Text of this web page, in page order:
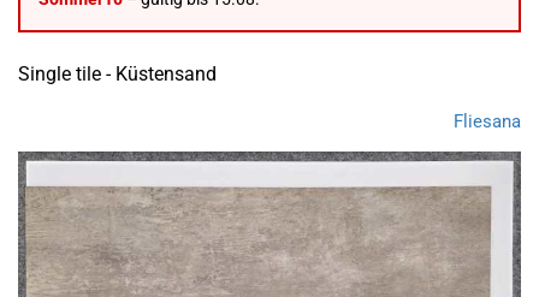
Single tile - Küstensand
Fliesana